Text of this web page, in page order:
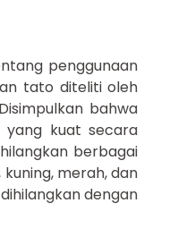
penggunaan
tato diteliti oleh
bahwa
yang kuat secara
berbagai
merah, dan
dengan